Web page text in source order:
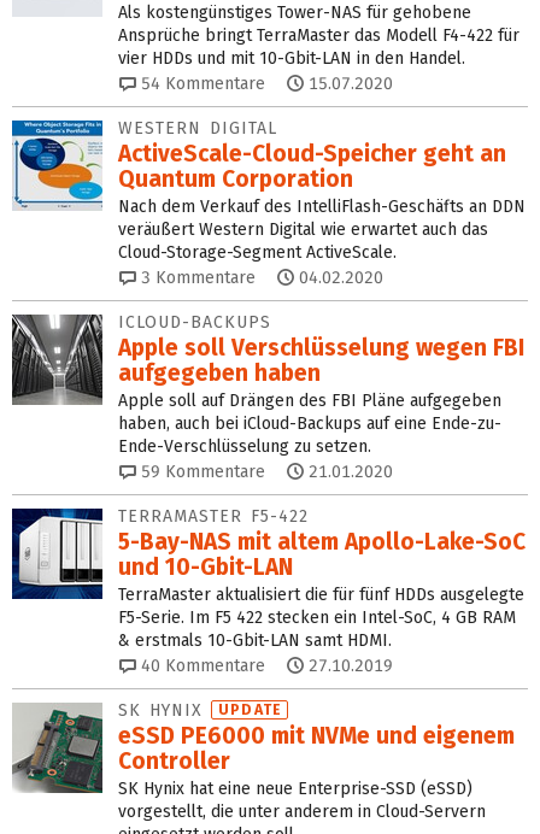
Als kostengünstiges Tower-NAS für gehobene
Ansprüche bringt TerraMaster das Modell F4-422 für
vier HDDs und mit 10-Gbit-LAN in den Handel.
54 Kommentare 15.07.2020
WESTERN DIGITAL
ActiveScale-Cloud-Speicher geht an
Quantum Corporation
Nach dem Verkauf des IntelliFlash-Geschäfts an DDN
veräußert Western Digital wie erwartet auch das
Cloud-Storage-Segment ActiveScale.
3 Kommentare 04.02.2020
ICLOUD-BACKUPS
Apple soll Verschlüsselung wegen FBI
aufgegeben haben
Apple soll auf Drängen des FBI Pläne aufgegeben
haben, auch bei iCloud-Backups auf eine Ende-zu-
Ende-Verschlüsselung zu setzen.
59 Kommentare 21.01.2020
TERRAMASTER F5-422
5-Bay-NAS mit altem Apollo-Lake-SoC
und 10-Gbit-LAN
TerraMaster aktualisiert die für fünf HDDs ausgelegte
F5-Serie. Im F5 422 stecken ein Intel-SoC, 4 GB RAM
& erstmals 10-Gbit-LAN samt HDMI.
40 Kommentare 27.10.2019
SK HYNIX UPDATE
eSSD PE6000 mit NVMe und eigenem
Controller
SK Hynix hat eine neue Enterprise-SSD (eSSD)
vorgestellt, die unter anderem in Cloud-Servern